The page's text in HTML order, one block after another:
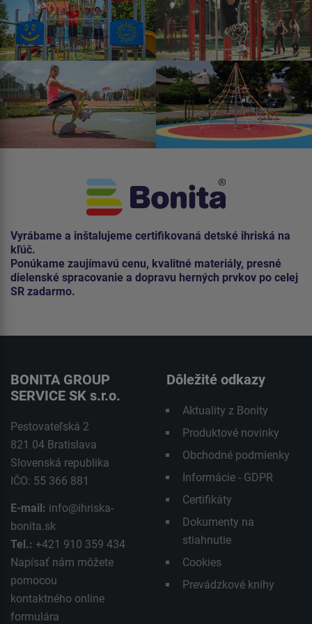
Vyrábame a inštalujeme certifikovaná detské ihriská na
kľúč.
Ponúkame zaujímavú cenu, kvalitné materiály, presné
dielenské spracovanie a dopravu herných prvkov po celej
SR zadarmo.
BONITA GROUP
SERVICE SK s.r.o.
Pestovateľská 2
821 04 Bratislava
Slovenská republika
IČO: 55 366 881
E-mail: info@ihriska-
bonita.sk
Tel.: +421 910 359 434
Napísať nám môžete
pomocou
kontaktného online
formulára
Dôležité odkazy
Aktuality z Bonity
Produktové novinky
Obchodné podmienky
Informácie - GDPR
Certifikáty
Dokumenty na
stiahnutie
Cookies
Prevádzkové knihy